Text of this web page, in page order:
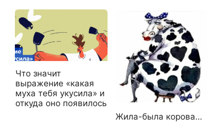
Что значит
выражение «какая
муха тебя укусила» и
откуда оно появилось
Жила-была корова…